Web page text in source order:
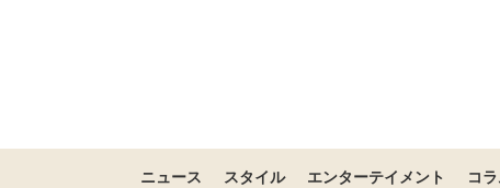
ニュース スタイル エンターテイメント コ